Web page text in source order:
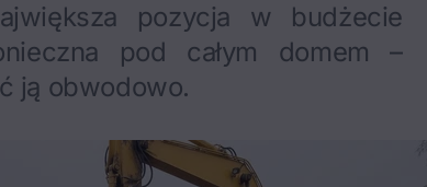
pozycja w budżecie
pod całym domem –
ją obwodowo.